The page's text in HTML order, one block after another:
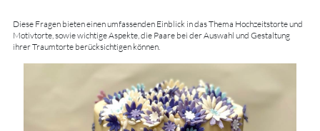
Diese Fragen bieten einen umfassenden Einblick in das Thema Hochzeitstorte und
Motivtorte, sowie wichtige Aspekte, die Paare bei der Auswahl und Gestaltung
ihrer Traumtorte berücksichtigen können.